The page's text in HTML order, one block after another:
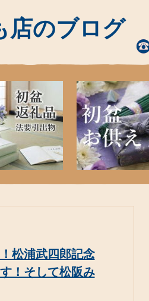
店のブログ
松浦武四郎記念
！そして松阪み